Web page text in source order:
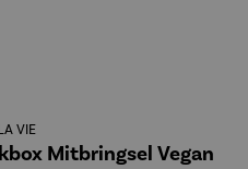
VIE
Mitbringsel Vegan